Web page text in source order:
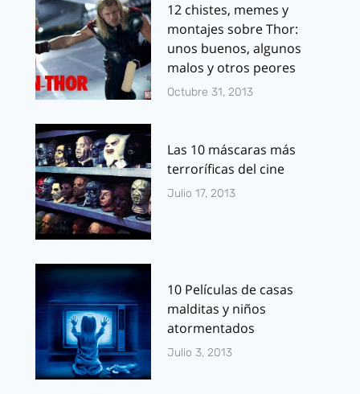
12 chistes, memes y
montajes sobre Thor:
unos buenos, algunos
malos y otros peores
Octubre 31, 2013
Las 10 máscaras más
terroríficas del cine
Julio 17, 2013
10 Películas de casas
malditas y niños
atormentados
Julio 3, 2013